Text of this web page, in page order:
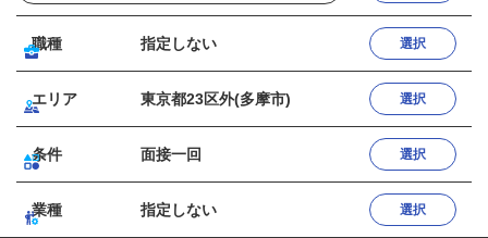
職種 指定しない 選択
エリア 東京都23区外(多摩市) 選択
条件 面接一回 選択
業種 指定しない 選択